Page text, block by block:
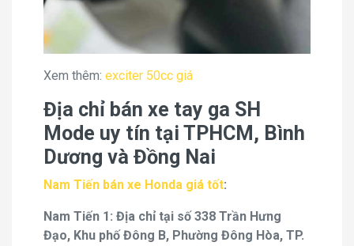
Xem thêm: exciter 50cc giá
Địa chỉ bán xe tay ga SH
Mode uy tín tại TPHCM, Bình
Dương và Đồng Nai
Nam Tiến bán xe Honda giá tốt:
Nam Tiến 1: Địa chỉ tại số 338 Trần Hưng
Đạo, Khu phố Đông B, Phường Đông Hòa, TP.